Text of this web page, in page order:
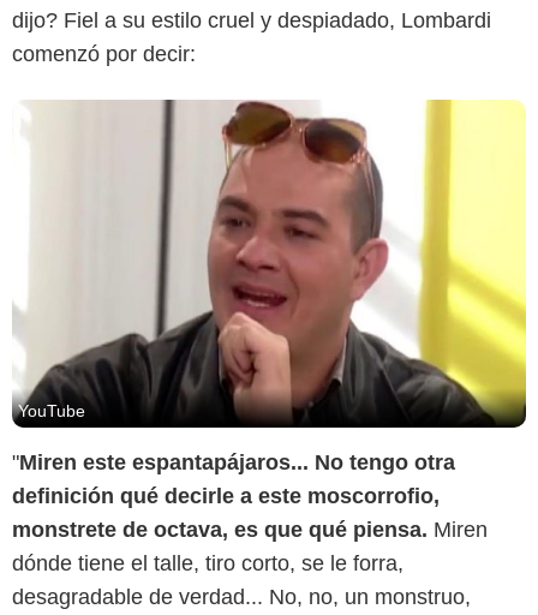
dijo? Fiel a su estilo cruel y despiadado, Lombardi
comenzó por decir:
YouTube
"Miren este espantapájaros... No tengo otra
definición qué decirle a este moscorrofio,
monstrete de octava, es que qué piensa. Miren
dónde tiene el talle, tiro corto, se le forra,
desagradable de verdad... No, no, un monstruo,